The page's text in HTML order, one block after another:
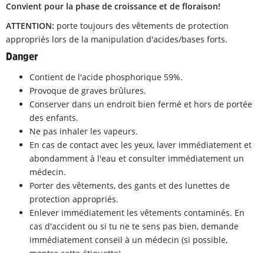
Convient pour la phase de croissance et de floraison!
ATTENTION: porte toujours des vêtements de protection
appropriés lors de la manipulation d'acides/bases forts.
Danger
Contient de l'acide phosphorique 59%.
Provoque de graves brûlures.
Conserver dans un endroit bien fermé et hors de portée
des enfants.
Ne pas inhaler les vapeurs.
En cas de contact avec les yeux, laver immédiatement et
abondamment à l'eau et consulter immédiatement un
médecin.
Porter des vêtements, des gants et des lunettes de
protection appropriés.
Enlever immédiatement les vêtements contaminés. En
cas d'accident ou si tu ne te sens pas bien, demande
immédiatement conseil à un médecin (si possible,